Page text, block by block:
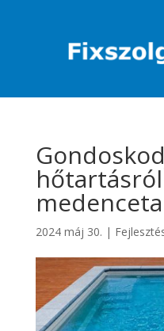
2024 máj 30. |